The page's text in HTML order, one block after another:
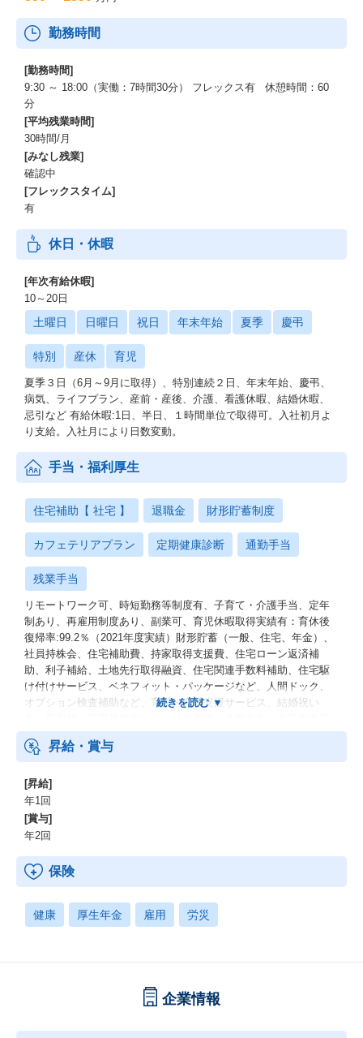
勤務時間
[勤務時間]
9:30 ～ 18:00（実働：7時間30分） フレックス有 休憩時間：60
分
[平均残業時間]
30時間/月
[みなし残業]
確認中
[フレックスタイム]
有
休日・休暇
[年次有給休暇]
10～20日
土曜日 日曜日 祝日 年末年始 夏季 慶弔
特別 産休 育児
夏季３日（6月～9月に取得）、特別連続２日、年末年始、慶弔、
病気、ライフプラン、産前・産後、介護、看護休暇、結婚休暇、
忌引など 有給休暇:1日、半日、１時間単位で取得可。入社初月よ
り支給。入社月により日数変動。
手当・福利厚生
住宅補助【 社宅 】 退職金 財形貯蓄制度
カフェテリアプラン 定期健康診断 通勤手当
残業手当
リモートワーク可、時短勤務等制度有、子育て・介護手当、定年
制あり、再雇用制度あり、副業可、育児休暇取得実績有：育休後
復帰率:99.2％（2021年度実績）財形貯蓄（一般、住宅、年金）、
社員持株会、住宅補助費、持家取得支援費、住宅ローン返済補
助、利子補給、土地先行取得融資、住宅関連手数料補助、住宅駆
け付けサービス、ベネフィット・パッケージなど、人間ドック、
オプション検査補助など、育児・介護支援サービス、結婚祝い
金、確定拠出年金）、電気通信共済会(個人年金、遺児育英基金)
昇給・賞与
[昇給]
年1回
[賞与]
年2回
保険
健康 厚生年金 雇用 労災
企業情報